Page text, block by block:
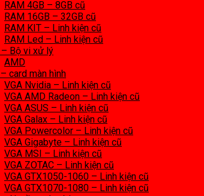
RAM 4GB – 8GB cũ
RAM 16GB – 32GB cũ
RAM KIT – Linh kiện cũ
RAM Led – Linh kiện cũ
– Bộ vi xử lý
AMD
card màn hình
VGA Nvidia – Linh kiện cũ
VGA AMD Radeon – Linh kiện cũ
VGA ASUS – Linh kiện cũ
VGA Galax – Linh kiện cũ
VGA Powercolor – Linh kiện cũ
VGA Gigabyte – Linh kiện cũ
VGA MSI – Linh kiện cũ
VGA ZOTAC – Linh kiện cũ
VGA GTX1050-1060 – Linh kiện cũ
VGA GTX1070-1080 – Linh kiện cũ